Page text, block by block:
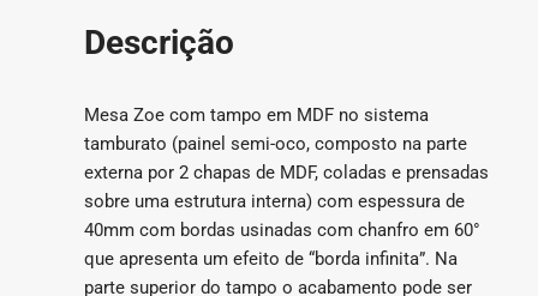
Descrição
Mesa Zoe com tampo em MDF no sistema
tamburato (painel semi-oco, composto na parte
externa por 2 chapas de MDF, coladas e prensadas
sobre uma estrutura interna) com espessura de
40mm com bordas usinadas com chanfro em 60°
que apresenta um efeito de “borda infinita”. Na
parte superior do tampo o acabamento pode ser